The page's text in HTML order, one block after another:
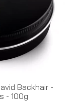
Backhair -
- 100g